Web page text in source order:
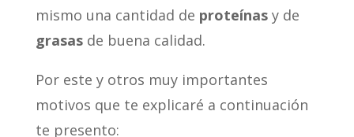
mismo una cantidad de proteínasy de
grasasde buena calidad.
Por este y otros muy importantes
motivos que te explicaré a continuación
te presento: